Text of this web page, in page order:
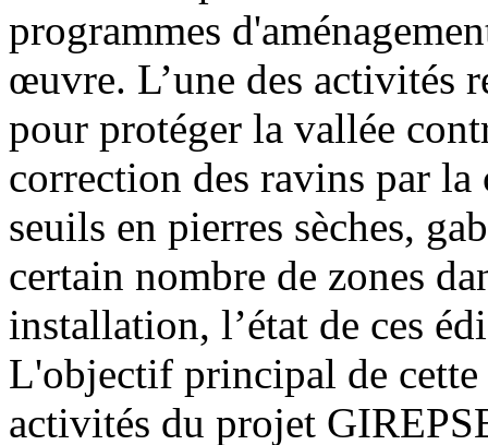
programmes
œuvre. L’une des activités
pour protéger la vallée
correction des ravins par
seuils en pierres sèches,
certain nombre de zones
installation, l’état de ces
L'objectif principal de cette
activités du projet